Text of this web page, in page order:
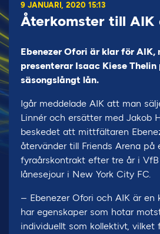
9 JANUARI, 2020 15:13
Återkomster till AIK
Ebenezer Ofori är klar för AIK,
presenterar Isaac Kiese
säsongslångt lån.
Igår meddelade AIK att man
Linnér och ersätter med Jakob
beskedet att mittfältaren
återvänder till Friends Arena på
fyraårskontrakt efter tre år i
lånesejour i New York City FC.
– Ebenezer Ofori och AIK är en
har egenskaper som hotar
individuellt som kollektivt, vilket